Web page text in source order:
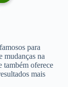
para
mudanças na
também oferece
mais